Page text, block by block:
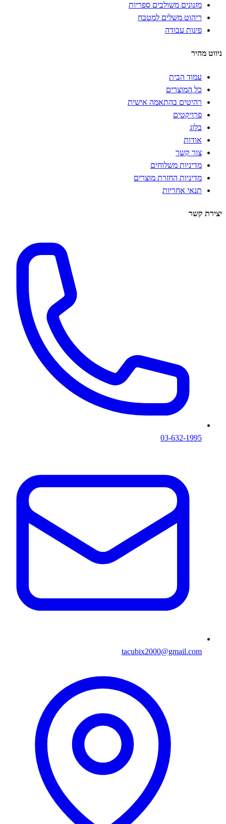
מזנונים משולבים ספריות
ריהוט משלים למטבח
פינות עבודה
ניווט מהיר
עמוד הבית
כל המוצרים
רהיטים בהתאמה אישית
פרויקטים
בלוג
אודות
צור קשר
מדיניות משלוחים
מדיניות החזרת מוצרים
תנאי אחריות
יצירת קשר
03-632-1995
tacubix2000@gmail.com